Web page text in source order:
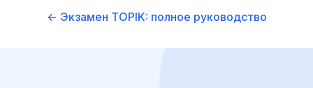
← Экзамен TOPIK: полное руководство